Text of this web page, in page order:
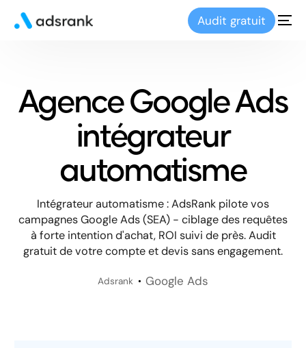
Audit gratuit
Agence Google Ads
intégrateur
automatisme
Intégrateur automatisme : AdsRank pilote vos
campagnes Google Ads (SEA) - ciblage des requêtes
à forte intention d'achat, ROI suivi de près. Audit
gratuit de votre compte et devis sans engagement.
Adsrank Google Ads